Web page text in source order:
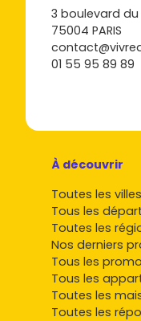
3 boulevard du
75004 PARIS
01 55 95 89 89
À découvrir
Toutes les villes
Tous les
Toutes les
Nos derniers
Tous les
Tous les
Toutes les
Toutes les